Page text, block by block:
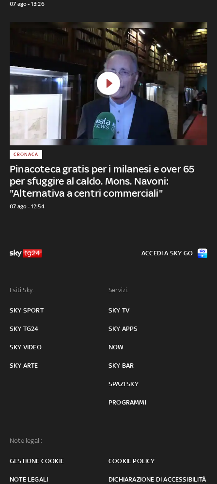
07 ago - 13:26
Pinacoteca gratis per i milanesi e over 65
per sfuggire al caldo. Mons. Navoni:
"Alternativa a centri commerciali"
CRONACA
07 ago - 12:54
I siti Sky:
SKY SPORT
SKY TG24
SKY VIDEO
SKY ARTE
Servizi:
SKY TV
SKY APPS
NOW
SKY BAR
SPAZI SKY
PROGRAMMI
Note legali:
GESTIONE COOKIE COOKIE POLICY
NOTE LEGALI DICHIARAZIONE DI ACCESSIBILITÀ
ACCEDI A SKY GO